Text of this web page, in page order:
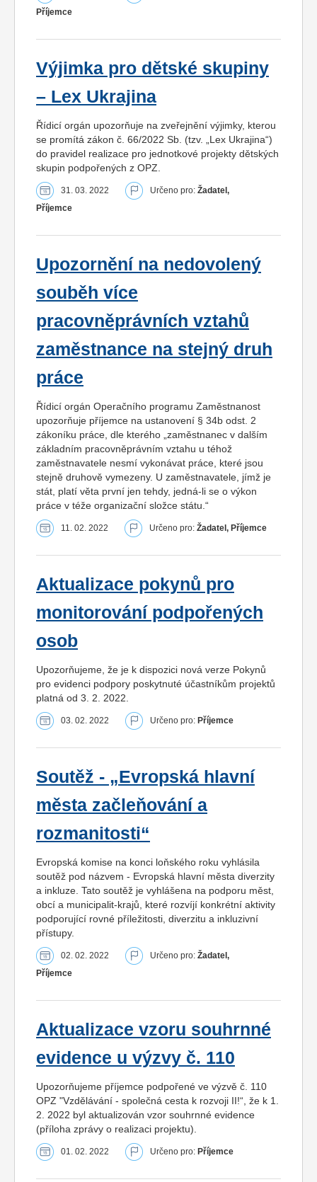
Příjemce
Výjimka pro dětské skupiny
– Lex Ukrajina
Řídicí orgán upozorňuje na zveřejnění výjimky, kterou
se promítá zákon č. 66/2022 Sb. (tzv. „Lex Ukrajina“)
do pravidel realizace pro jednotkové projekty dětských
skupin podpořených z OPZ.
31. 03. 2022 Určeno pro: Žadatel,
Příjemce
Upozornění na nedovolený
souběh více
pracovněprávních vztahů
zaměstnance na stejný druh
práce
Řídicí orgán Operačního programu Zaměstnanost
upozorňuje příjemce na ustanovení § 34b odst. 2
zákoníku práce, dle kterého „zaměstnanec v dalším
základním pracovněprávním vztahu u téhož
zaměstnavatele nesmí vykonávat práce, které jsou
stejně druhově vymezeny. U zaměstnavatele, jímž je
stát, platí věta první jen tehdy, jedná-li se o výkon
práce v téže organizační složce státu.“
11. 02. 2022 Určeno pro: Žadatel, Příjemce
Aktualizace pokynů pro
monitorování podpořených
osob
Upozorňujeme, že je k dispozici nová verze Pokynů
pro evidenci podpory poskytnuté účastníkům projektů
platná od 3. 2. 2022.
03. 02. 2022 Určeno pro: Příjemce
Soutěž - „Evropská hlavní
města začleňování a
rozmanitosti“
Evropská komise na konci loňského roku vyhlásila
soutěž pod názvem - Evropská hlavní města diverzity
a inkluze. Tato soutěž je vyhlášena na podporu měst,
obcí a municipalit-krajů, které rozvíjí konkrétní aktivity
podporující rovné příležitosti, diverzitu a inkluzivní
přístupy.
02. 02. 2022 Určeno pro: Žadatel,
Příjemce
Aktualizace vzoru souhrnné
evidence u výzvy č. 110
Upozorňujeme příjemce podpořené ve výzvě č. 110
OPZ "Vzdělávání - společná cesta k rozvoji II!“, že k 1.
2. 2022 byl aktualizován vzor souhrnné evidence
(příloha zprávy o realizaci projektu).
01. 02. 2022 Určeno pro: Příjemce